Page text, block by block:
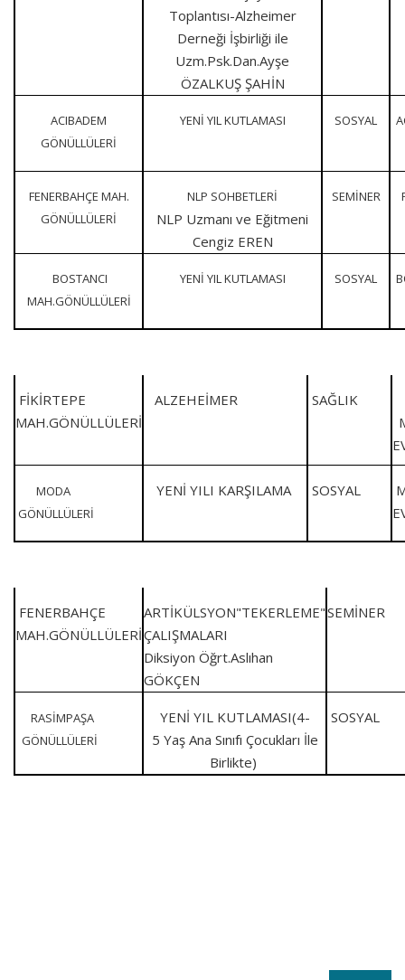
Toplantısı-Alzheimer
Derneği İşbirliği ile
Uzm.Psk.Dan.Ayşe
ÖZALKUŞ ŞAHİN
ACIBADEM
GÖNÜLLÜLERİ
YENİ YIL KUTLAMASI SOSYAL
FENERBAHÇE MAH.
GÖNÜLLÜLERİ
NLP SOHBETLERİ
NLP Uzmanı ve Eğitmeni
Cengiz EREN
SEMİNER
BOSTANCI
MAH.GÖNÜLLÜLERİ
YENİ YIL KUTLAMASI SOSYAL
FİKİRTEPE
MAH.GÖNÜLLÜLERİ
ALZEHEİMER
SAĞLIK
MODA
GÖNÜLLÜLERİ
YENİ YILI KARŞILAMA SOSYAL
FENERBAHÇE
MAH.GÖNÜLLÜLERİ
ARTİKÜLSYON"TEKERLEME"
ÇALIŞMALARI
Diksiyon Öğrt.Aslıhan
GÖKÇEN
RASİMPAŞA
GÖNÜLLÜLERİ
YENİ YIL KUTLAMASI(4-
5 Yaş Ana Sınıfı Çocukları İle
Birlikte)
SOSYAL